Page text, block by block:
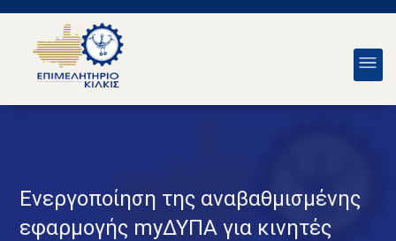
Ενεργοποίηση της αναβαθμισμένης
εφαρμογής myΔΥΠΑ για κινητές